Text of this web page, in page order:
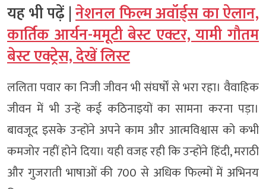
यह भी पढ़ें |नेशनल फिल्म अवॉर्ड्स का ऐलान,
कार्तिक आर्यन-ममूटी बेस्ट एक्टर, यामी गौतम
बेस्ट एक्ट्रेस, देखें लिस्ट
ललिता पवार का निजी जीवन भी संघर्षों से भरा रहा। वैवाहिक
जीवन में भी उन्हें कई कठिनाइयों का सामना करना पड़ा।
बावजूद इसके उन्होंने अपने काम और आत्मविश्वास को कभी
कमजोर नहीं होने दिया। यही वजह रही कि उन्होंने हिंदी, मराठी
और गुजराती भाषाओं की 700 से अधिक फिल्मों में अभिनय